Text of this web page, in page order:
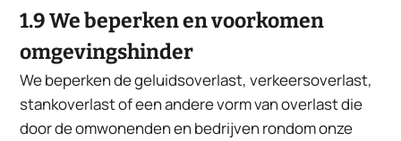
1.9 We beperken en voorkomen
omgevingshinder
We beperken de geluidsoverlast, verkeersoverlast,
stankoverlast of een andere vorm van overlast die
door de omwonenden en bedrijven rondom onze